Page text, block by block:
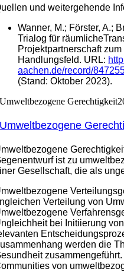
und weitergehende
Wanner, M.; Förster, A.;
Trialog für
Projektpartnerschaft
Handlungsfeld. URL:
aachen.de/record/
(Stand: Oktober 2023).
Umweltbezogene Gerechtigkeit
Umweltbezogene
ist zu
Gesellschaft, die als
Verteilung von
bei Initiierung
werden die
von